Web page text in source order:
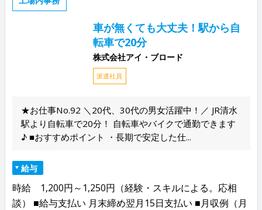
車が無くても大丈夫！駅から自
転車で20分
株式会社アイ・ブロード
派遣社員
★お仕事No.92 ＼20代、30代の男女活躍中！／ JR清水
駅より自転車で20分！ 自転車やバイクで通勤できます
♪ ■おすすめポイント ・長期で安定した仕...
給与
時給 1,200円～1,250円（経験・スキルによる。応相
談） ■給与支払い 月末締め翌月15日支払い ■月収例（月